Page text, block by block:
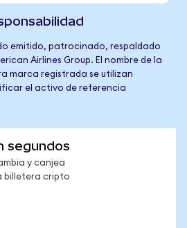
emitido, patrocinado, respaldado
Airlines Group. El nombre de la
marca registrada se utilizan
el activo de referencia
segundos
y canjea
billetera cripto